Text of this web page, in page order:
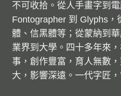
不可收拾。從人手畫字到
Fontographer 到 Glyphs，
體、信黑體等；從蒙納到
業界到大學。四十多年來
事，創作豐富，育人無數
大，影響深遠。一代字匠，